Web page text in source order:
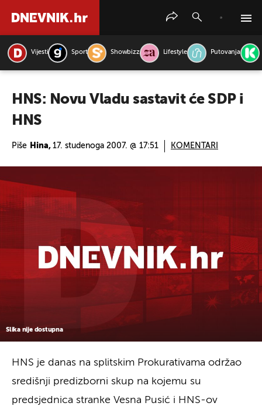
Vijesti Sport Showbizz Lifestyle Putovanja
HNS: Novu Vladu sastavit će SDP i
HNS
Piše Hina, 17. studenoga 2007. @ 17:51 KOMENTARI
Slika nije dostupna
HNS je danas na splitskim Prokurativama održao
središnji predizborni skup na kojemu su
predsjednica stranke Vesna Pusić i HNS-ov
PRETRAŽITE VIJESTI